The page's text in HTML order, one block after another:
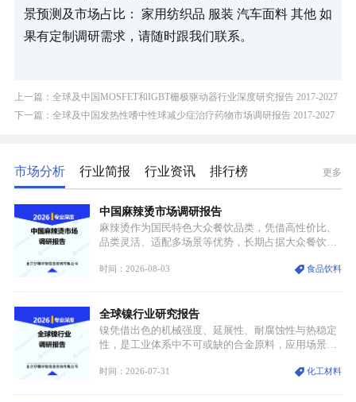
景预测及市场占比： 家用纺织品 服装 汽车面料 其他 如
果有定制调研需求，请随时跟我们联系。
上一篇：全球及中国MOSFET和IGBT栅极驱动器行业深度研究报告 2017-2027
下一篇：全球及中国发热性嗜中性球减少症治疗药物市场调研报告 2017-2027
市场分析 行业简报 行业资讯 排行榜 更多
中国麻辣烫市场调研报告
麻辣烫作为国民特色大众餐饮品类，凭借高性价比、
品类灵活、适配多场景等优势，长期占据大众餐饮重
型，叠加消费需求升级、线上流量变革、新零售业态
特点，在消费、创业、政策、技术多重驱动下，依旧
具备强劲的发展活力。
时间：2026-08-03 食品饮料
全球镍行业研究报告
镍凭借出色的机械强度、延展性、耐腐蚀性与热稳定
性，是工业体系中不可或缺的合金原料，应用场景横
用价值难以被替代。依托理化优势，镍被全球主要经
时间：2026-07-31 化工材料